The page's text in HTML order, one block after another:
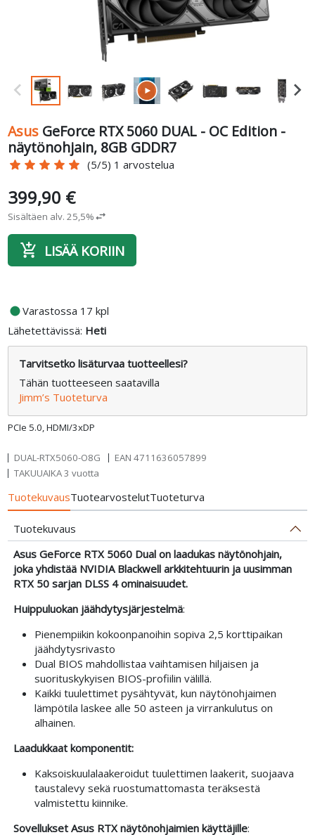
Asus GeForce RTX 5060 DUAL - OC Edition -
näytönohjain, 8GB GDDR7
star star star star star (5/5) 1 arvostelua
PCIe 5.0, HDMI/3xDP
399,90 €
Sisältäen alv. 25,5%swap_horiz
add_shopping_cart LISÄÄ KORIIN
fiber_manual_recordVarastossa 17 kpl
Lähetettävissä: Heti
Tarvitsetko lisäturvaa tuotteellesi?
Tähän tuotteeseen saatavilla
Jimm’s Tuoteturva
DUAL-RTX5060-O8G EAN 4711636057899
TAKUUAIKA 3 vuotta
TuotekuvausTuotearvostelutTuoteturva
Tuotekuvaus
Asus GeForce RTX 5060 Dual on laadukas näytönohjain,
joka yhdistää NVIDIA Blackwell arkkitehtuurin ja uusimman
RTX 50 sarjan DLSS 4 ominaisuudet.
Huippuluokan jäähdytysjärjestelmä:
Pienempiikin kokoonpanoihin sopiva 2,5 korttipaikan
jäähdytysrivasto
Dual BIOS mahdollistaa vaihtamisen hiljaisen ja
suorituskykyisen BIOS-profiilin välillä.
Kaikki tuulettimet pysähtyvät, kun näytönohjaimen
lämpötila laskee alle 50 asteen ja virrankulutus on
alhainen.
Laadukkaat komponentit:
Kaksoiskuulalaakeroidut tuulettimen laakerit, suojaava
taustalevy sekä ruostumattomasta teräksestä
valmistettu kiinnike.
Sovellukset Asus RTX näytönohjaimien käyttäjille: